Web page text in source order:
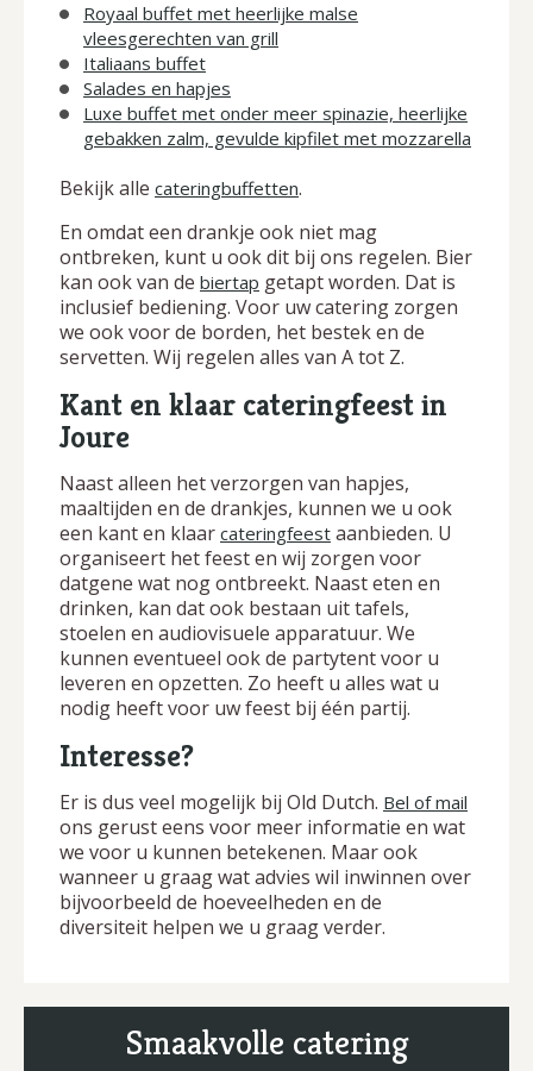
Royaal buffet met heerlijke malse
vleesgerechten van grill
Italiaans buffet
Salades en hapjes
Luxe buffet met onder meer spinazie, heerlijke
gebakken zalm, gevulde kipfilet met mozzarella
Bekijk alle cateringbuffetten.
En omdat een drankje ook niet mag
ontbreken, kunt u ook dit bij ons regelen. Bier
kan ook van de biertap getapt worden. Dat is
inclusief bediening. Voor uw catering zorgen
we ook voor de borden, het bestek en de
servetten. Wij regelen alles van A tot Z.
Kant en klaar cateringfeest in
Joure
Naast alleen het verzorgen van hapjes,
maaltijden en de drankjes, kunnen we u ook
een kant en klaar cateringfeest aanbieden. U
organiseert het feest en wij zorgen voor
datgene wat nog ontbreekt. Naast eten en
drinken, kan dat ook bestaan uit tafels,
stoelen en audiovisuele apparatuur. We
kunnen eventueel ook de partytent voor u
leveren en opzetten. Zo heeft u alles wat u
nodig heeft voor uw feest bij één partij.
Interesse?
Er is dus veel mogelijk bij Old Dutch. Bel of mail
ons gerust eens voor meer informatie en wat
we voor u kunnen betekenen. Maar ook
wanneer u graag wat advies wil inwinnen over
bijvoorbeeld de hoeveelheden en de
diversiteit helpen we u graag verder.
Smaakvolle catering